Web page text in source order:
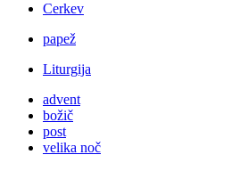
Cerkev
papež
Liturgija
advent
božič
post
velika noč